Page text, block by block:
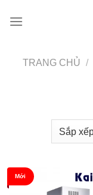
đến
TRANG CHỦ /
Mới